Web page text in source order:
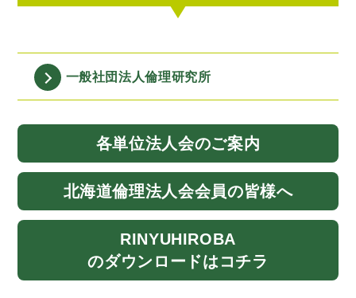
一般社団法人倫理研究所
各単位法人会のご案内
北海道倫理法人会会員の皆様へ
RINYUHIROBA
のダウンロードはコチラ